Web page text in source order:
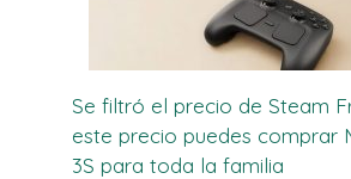
Se filtró el precio de Steam
este precio puedes comprar
3S para toda la familia